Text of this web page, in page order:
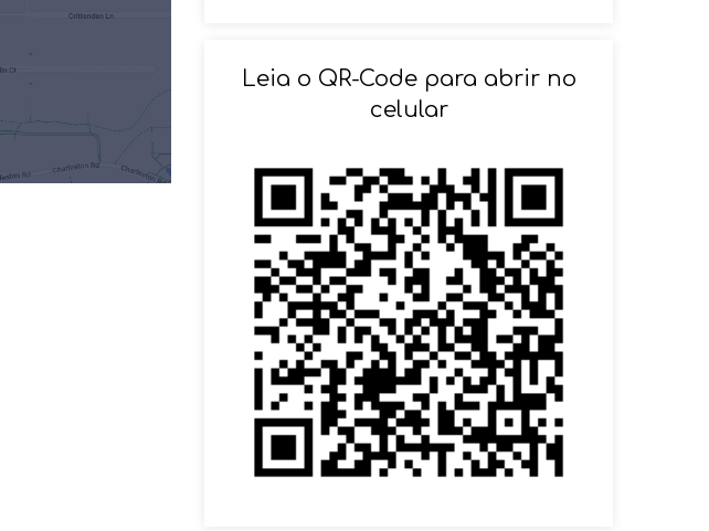
SOLICITAR AGENDAMENTO
Leia o QR-Code para abrir no
celular